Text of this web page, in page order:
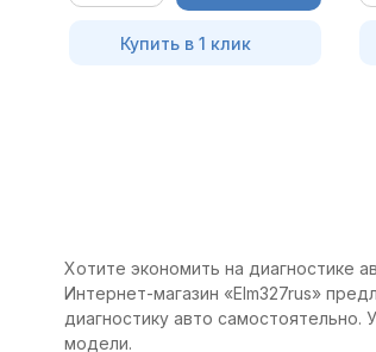
Купить в 1 клик
Хотите экономить на диагностике
Интернет-магазин «Elm327rus»
диагностику авто
модели.